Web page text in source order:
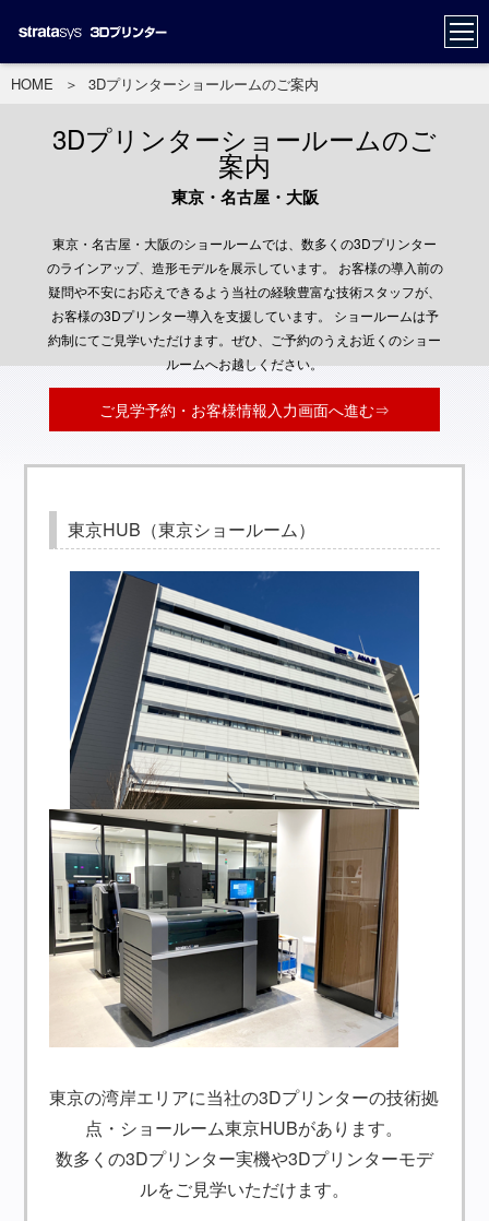
HOME ＞ 3Dプリンターショールームのご案内
3Dプリンターショールームのご
案内
東京・名古屋・大阪
東京・名古屋・大阪のショールームでは、数多くの3Dプリンター
のラインアップ、造形モデルを展示しています。 お客様の導入前の
疑問や不安にお応えできるよう当社の経験豊富な技術スタッフが、
お客様の3Dプリンター導入を支援しています。 ショールームは予
約制にてご見学いただけます。ぜひ、ご予約のうえお近くのショー
ルームへお越しください。
東京HUB（東京ショールーム）
東京の湾岸エリアに当社の3Dプリンターの技術拠
点・ショールーム東京HUBがあります。
数多くの3Dプリンター実機や3Dプリンターモデ
ルをご見学いただけます。